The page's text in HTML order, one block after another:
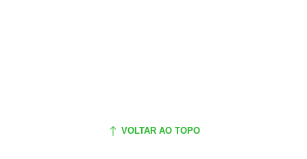
VOLTAR AO TOPO